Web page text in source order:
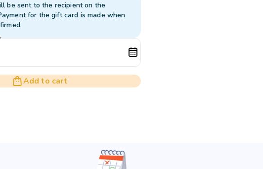
be sent to the recipient on the
for the gift card is made when
Add to cart